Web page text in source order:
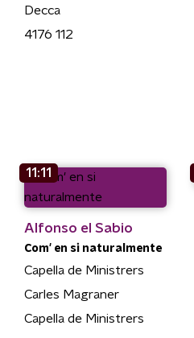
Decca
4176 112
11:11
Alfonso el Sabio
Com' en si naturalmente
Capella de Ministrers
Carles Magraner
Capella de Ministrers